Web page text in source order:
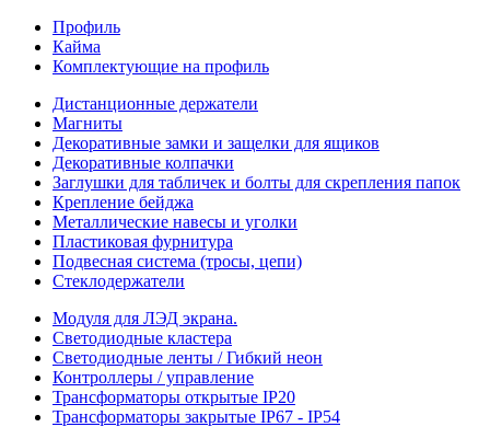
Профиль
Кайма
Комплектующие на профиль
Дистанционные держатели
Магниты
Декоративные замки и защелки для ящиков
Декоративные колпачки
Заглушки для табличек и болты для скрепления папок
Крепление бейджа
Металлические навесы и уголки
Пластиковая фурнитура
Подвесная система (тросы, цепи)
Стеклодержатели
Модуля для ЛЭД экрана.
Светодиодные кластера
Светодиодные ленты / Гибкий неон
Контроллеры / управление
Трансформаторы открытые IP20
Трансформаторы закрытые IP67 - IP54